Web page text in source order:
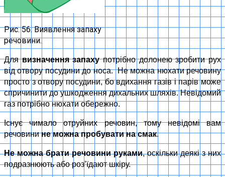
Рис. 56. Виявлення запаху
речовини.
Длявизначення запахупотрібно долонею зробити рух
від отвору посудини до носа. Не можна нюхати речовину
просто з отвору посудини, бо вдихання газів і парів може
спричинити до ушкодження дихальних шляхів. Невідомий
газ потрібно нюхати обережно.
Існує чимало отруйних речовин, тому невідомі вам
речовинине можна пробувати на смак.
Не можна брати речовини руками, оскільки деякі з них
подразнюють або роз’їдают шкіру.